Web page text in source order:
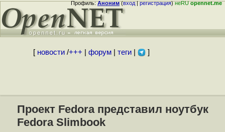
Профиль:Аноним(вход|регистрация)неRUopennet.me
[ новости/+++ форум| теги| ]
Проект Fedora представил ноутбук
Fedora Slimbook